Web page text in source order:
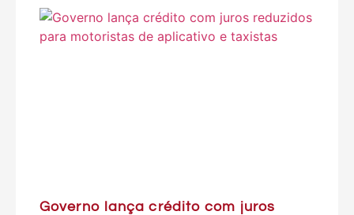
Governo lança crédito com juros